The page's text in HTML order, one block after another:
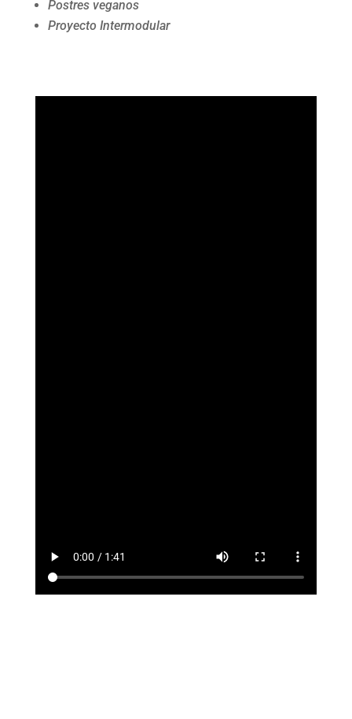
Postres veganos
Proyecto Intermodular